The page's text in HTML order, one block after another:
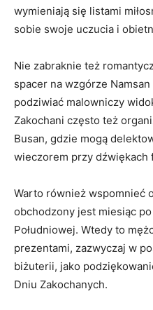
wymieniają się listami
sobie swoje uczucia ‍i
Nie zabraknie też
spacer na wzgórze
podziwiać malowniczy
Zakochani często też
Busan, gdzie mogą
wieczorem przy dźwiękach
Warto również wspomnieć⁣
obchodzony jest miesiąc
Południowej. Wtedy to
prezentami, zazwyczaj w
⁣biżuterii,⁣ jako
Dniu Zakochanych.